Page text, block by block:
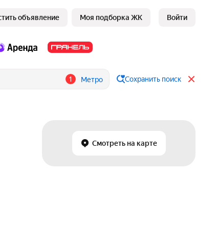
объявление Моя подборка ЖК Войти
1 Метро Сохранить поиск
Смотреть на карте